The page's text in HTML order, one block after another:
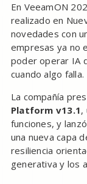
En VeeamON
realizado en
novedades con
empresas ya no
poder operar IA
cuando algo falla.
La compañía
Platform v13.1,
funciones, y
una nueva capa
resiliencia
generativa y los